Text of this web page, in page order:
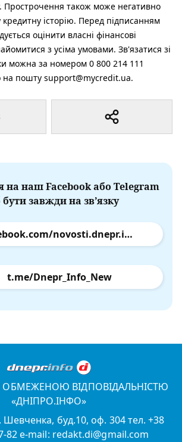
Прострочення також може негативно
історію. Перед підписанням
оцінити власні фінансові
з усіма умовами. Зв'язатися зі
можна за номером 0 800 214 111
на пошту support@mycredit.ua.
на наш Facebook або Telegram
завжди на зв’язку
facebook.com/novosti.dnepr.info
t.me/Dnepr_Info_New
ОБМЕЖЕНОЮ ВІДПОВІДАЛЬНІСТЮ
«ДНІПРО.ІНФО»
Шевченка, буд.10, оф. 304 тел. +38
82 e-mail: redakt.di@gmail.com